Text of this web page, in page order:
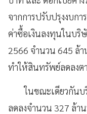
จากการปรับปรุงงบกา
ค่าซื้อเงินลงทุนในบริ
2566 จำนวน 645 ล้
ทำให้สินทรัพย์ลดลงต
ในขณะเดียวกันบริ
ลดลงจำนวน 327 ล้